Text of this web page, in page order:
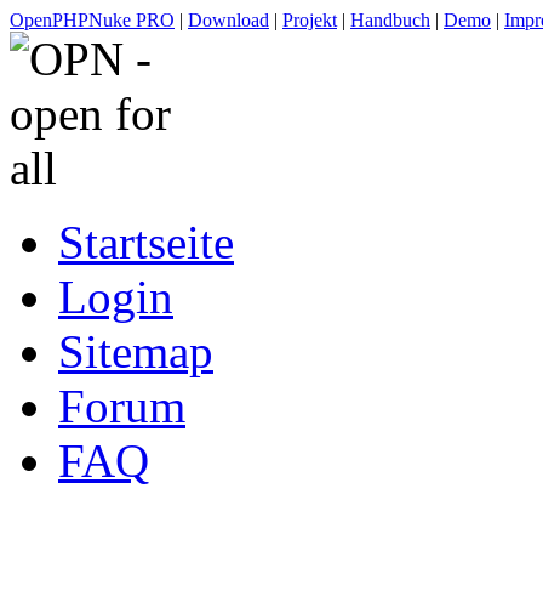
OpenPHPNuke PRO | Download | Projekt | Handbuch | Demo |
Startseite
Login
Sitemap
Forum
FAQ